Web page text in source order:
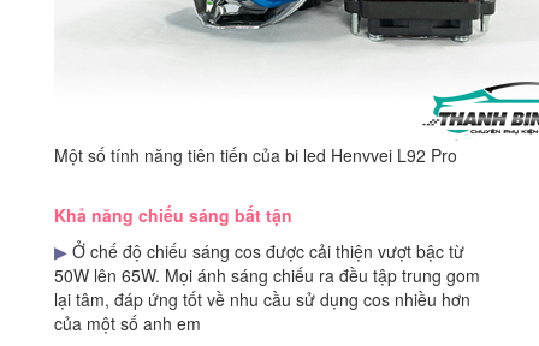
Một số tính năng tiên tiến của bi led Henvvei L92 Pro
Khả năng chiếu sáng bất tận
▶ Ở chế độ chiếu sáng cos được cải thiện vượt bậc từ
50W lên 65W. Mọi ánh sáng chiếu ra đều tập trung gom
lại tâm, đáp ứng tốt về nhu cầu sử dụng cos nhiều hơn
của một số anh em